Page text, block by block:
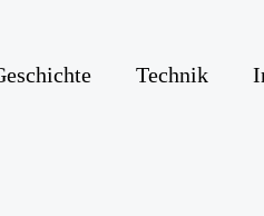
Technik